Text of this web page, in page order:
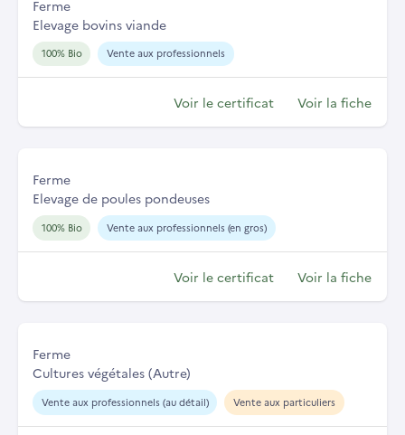
Ferme
Elevage bovins viande
100% Bio Vente aux professionnels
Voir le certificat Voir la fiche
Ferme
Elevage de poules pondeuses
100% Bio Vente aux professionnels (en gros)
Voir le certificat Voir la fiche
Ferme
Cultures végétales (Autre)
Vente aux professionnels (au détail) Vente aux particuliers